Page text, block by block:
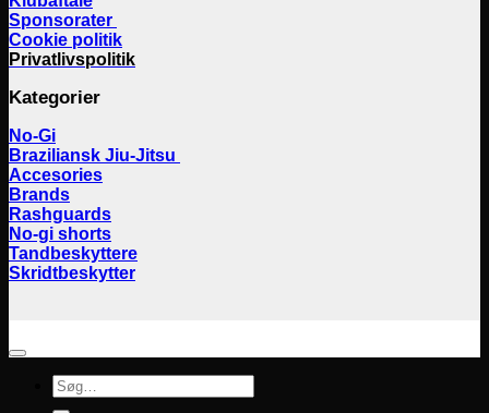
Sponsorater
Cookie politik
Privatlivspolitik
Kategorier
No-Gi
Braziliansk Jiu-Jitsu
Accesories
Brands
Rashguards
No-gi shorts
Tandbeskyttere
Skridtbeskytter
Søg
efter: